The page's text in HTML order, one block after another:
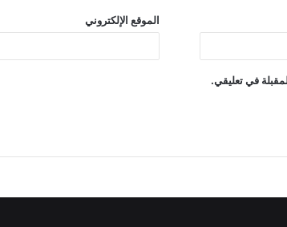
الموقع الإلكتروني
في تعليقي.